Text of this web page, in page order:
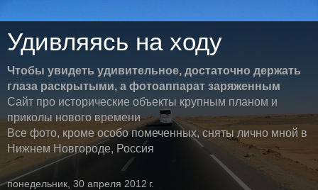
Удивляясь на ходу
Чтобы увидеть удивительное, достаточно держать
глаза раскрытыми, а фотоаппарат заряженным
Сайт про исторические объекты крупным планом и
приколы нового времени
Все фото, кроме особо помеченных, сняты лично мной в
Нижнем Новгороде, Россия
понедельник, 30 апреля 2012 г.